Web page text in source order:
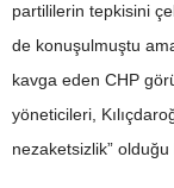
partililerin tepkisini
de konuşulmuştu
kavga eden CHP
yöneticileri,
nezaketsizlik”